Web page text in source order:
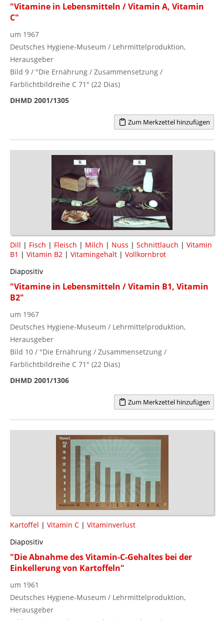
"Vitamine in Lebensmitteln / Vitamin A, Vitamin
C"
um 1967
Deutsches Hygiene-Museum / Lehrmittelproduktion,
Herausgeber
Bild 9 / "Die Ernährung / Zusammensetzung /
Farblichtbildreihe C 71" (22 Dias)
DHMD 2001/1305
Zum Merkzettel hinzufügen
Dill | Fisch | Fleisch | Milch | Nuss | Schnittlauch | Vitamin
B1 | Vitamin B2 | Vitamingehalt | Vollkornbrot
Diapositiv
"Vitamine in Lebensmitteln / Vitamin B1, Vitamin
B2"
um 1967
Deutsches Hygiene-Museum / Lehrmittelproduktion,
Herausgeber
Bild 10 / "Die Ernährung / Zusammensetzung /
Farblichtbildreihe C 71" (22 Dias)
DHMD 2001/1306
Zum Merkzettel hinzufügen
Kartoffel | Vitamin C | Vitaminverlust
Diapositiv
"Die Abnahme des Vitamin-C-Gehaltes bei der
Einkellerung von Kartoffeln"
um 1961
Deutsches Hygiene-Museum / Lehrmittelproduktion,
Herausgeber